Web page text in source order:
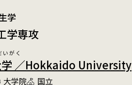
学
学専攻
がく
学 ／Hokkaido University
大学院 国立